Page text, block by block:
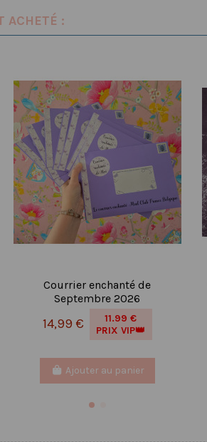
ACHETÉ :
Courrier enchanté de
Septembre 2026
14,99 €
11.99 €
PRIX VIP👑
Ajouter au panier